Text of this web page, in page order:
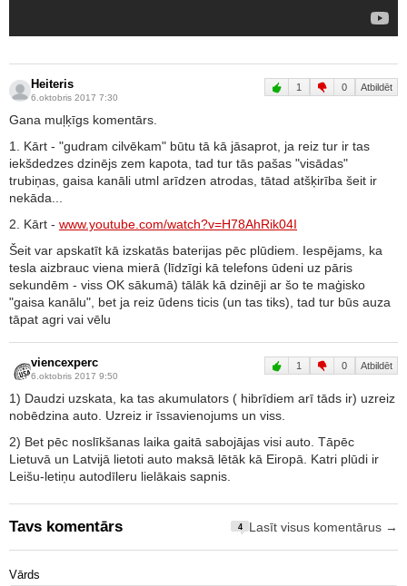
Heiteris
6.oktobris 2017 7:30
1 0 Atbildēt
Gana muļķīgs komentārs.
1. Kārt - "gudram cilvēkam" būtu tā kā jāsaprot, ja reiz tur ir tas
iekšdedzes dzinējs zem kapota, tad tur tās pašas "visādas"
trubiņas, gaisa kanāli utml arīdzen atrodas, tātad atšķirība šeit ir
nekāda...
2. Kārt - www.youtube.com/watch?v=H78AhRik04I
Šeit var apskatīt kā izskatās baterijas pēc plūdiem. Iespējams, ka
tesla aizbrauc viena mierā (līdzīgi kā telefons ūdeni uz pāris
sekundēm - viss OK sākumā) tālāk kā dzinēji ar šo te maģisko
"gaisa kanālu", bet ja reiz ūdens ticis (un tas tiks), tad tur būs auza
tāpat agri vai vēlu
viencexperc
6.oktobris 2017 9:50
1 0 Atbildēt
1) Daudzi uzskata, ka tas akumulators ( hibrīdiem arī tāds ir) uzreiz
nobēdzina auto. Uzreiz ir īssavienojums un viss.
2) Bet pēc noslīkšanas laika gaitā sabojājas visi auto. Tāpēc
Lietuvā un Latvijā lietoti auto maksā lētāk kā Eiropā. Katri plūdi ir
Leišu-letiņu autodīleru lielākais sapnis.
Tavs komentārs 4 Lasīt visus komentārus →
Vārds